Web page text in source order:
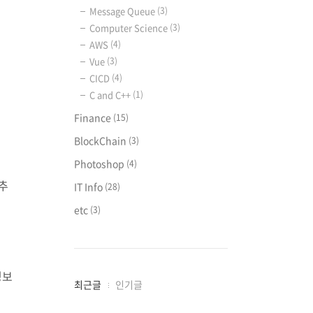
Message Queue (3)
Computer Science (3)
AWS (4)
Vue (3)
CICD (4)
C and C++ (1)
Finance (15)
BlockChain (3)
Photoshop (4)
IT Info (28)
etc (3)
최
최근글 인기글